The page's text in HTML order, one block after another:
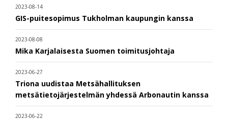
2023-08-14
GIS-puitesopimus Tukholman kaupungin kanssa
2023-08-08
Mika Karjalaisesta Suomen toimitusjohtaja
2023-06-27
Triona uudistaa Metsähallituksen
metsätietojärjestelmän yhdessä Arbonautin kanssa
2023-06-22